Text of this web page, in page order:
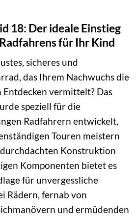
18: Der ideale Einstieg
für Ihr Kind
sicheres und
das Ihrem Nachwuchs die
Entdecken vermittelt? Das
speziell für die
Radfahrern entwickelt,
Touren meistern
Konstruktion
Komponenten bietet es
für unvergessliche
Rädern, fernab von
und ermüdenden